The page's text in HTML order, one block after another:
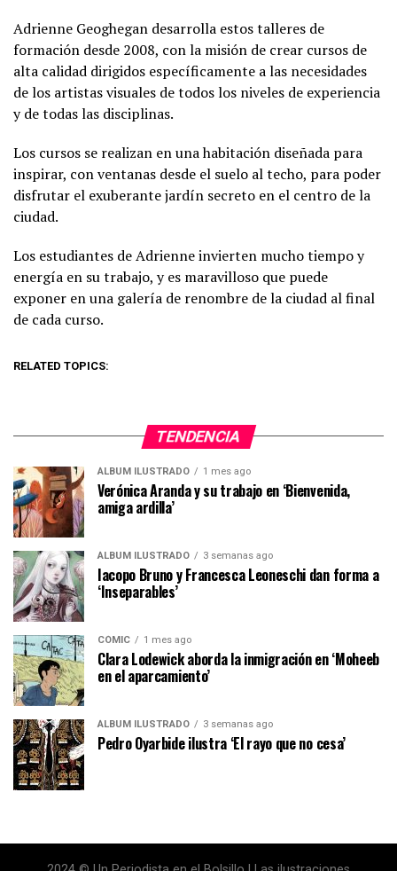
Adrienne Geoghegan desarrolla estos talleres de
formación desde 2008, con la misión de crear cursos de
alta calidad dirigidos específicamente a las necesidades
de los artistas visuales de todos los niveles de experiencia
y de todas las disciplinas.
Los cursos se realizan en una habitación diseñada para
inspirar, con ventanas desde el suelo al techo, para poder
disfrutar el exuberante jardín secreto en el centro de la
ciudad.
Los estudiantes de Adrienne invierten mucho tiempo y
energía en su trabajo, y es maravilloso que puede
exponer en una galería de renombre de la ciudad al final
de cada curso.
RELATED TOPICS:
TENDENCIA
ÁLBUM ILUSTRADO 1 mes ago
Verónica Aranda y su trabajo en ‘Bienvenida,
amiga ardilla’
ÁLBUM ILUSTRADO 3 semanas ago
Iacopo Bruno y Francesca Leoneschi dan forma a
‘Inseparables’
CÓMIC 1 mes ago
Clara Lodewick aborda la inmigración en ‘Moheeb
en el aparcamiento’
ÁLBUM ILUSTRADO 3 semanas ago
Pedro Oyarbide ilustra ‘El rayo que no cesa’